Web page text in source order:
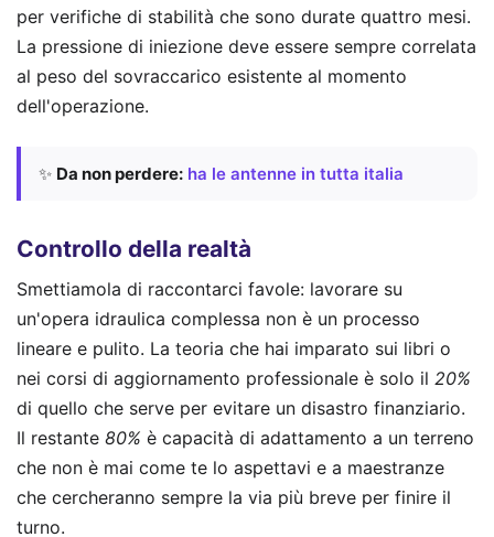
per verifiche di stabilità che sono durate quattro mesi.
La pressione di iniezione deve essere sempre correlata
al peso del sovraccarico esistente al momento
dell'operazione.
✨ Da non perdere: ha le antenne in tutta italia
Controllo della realtà
Smettiamola di raccontarci favole: lavorare su
un'opera idraulica complessa non è un processo
lineare e pulito. La teoria che hai imparato sui libri o
nei corsi di aggiornamento professionale è solo il 20%
di quello che serve per evitare un disastro finanziario.
Il restante 80% è capacità di adattamento a un terreno
che non è mai come te lo aspettavi e a maestranze
che cercheranno sempre la via più breve per finire il
turno.